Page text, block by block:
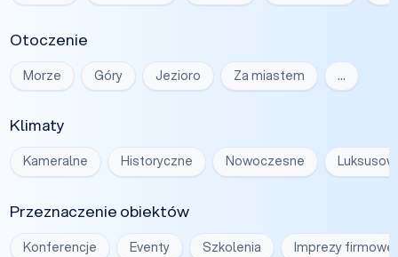
Otoczenie
Morze Góry Jezioro Za miastem …
Klimaty
Kameralne Historyczne Nowoczesne
Przeznaczenie obiektów
Konferencje Eventy Szkolenia Imprezy firmowe